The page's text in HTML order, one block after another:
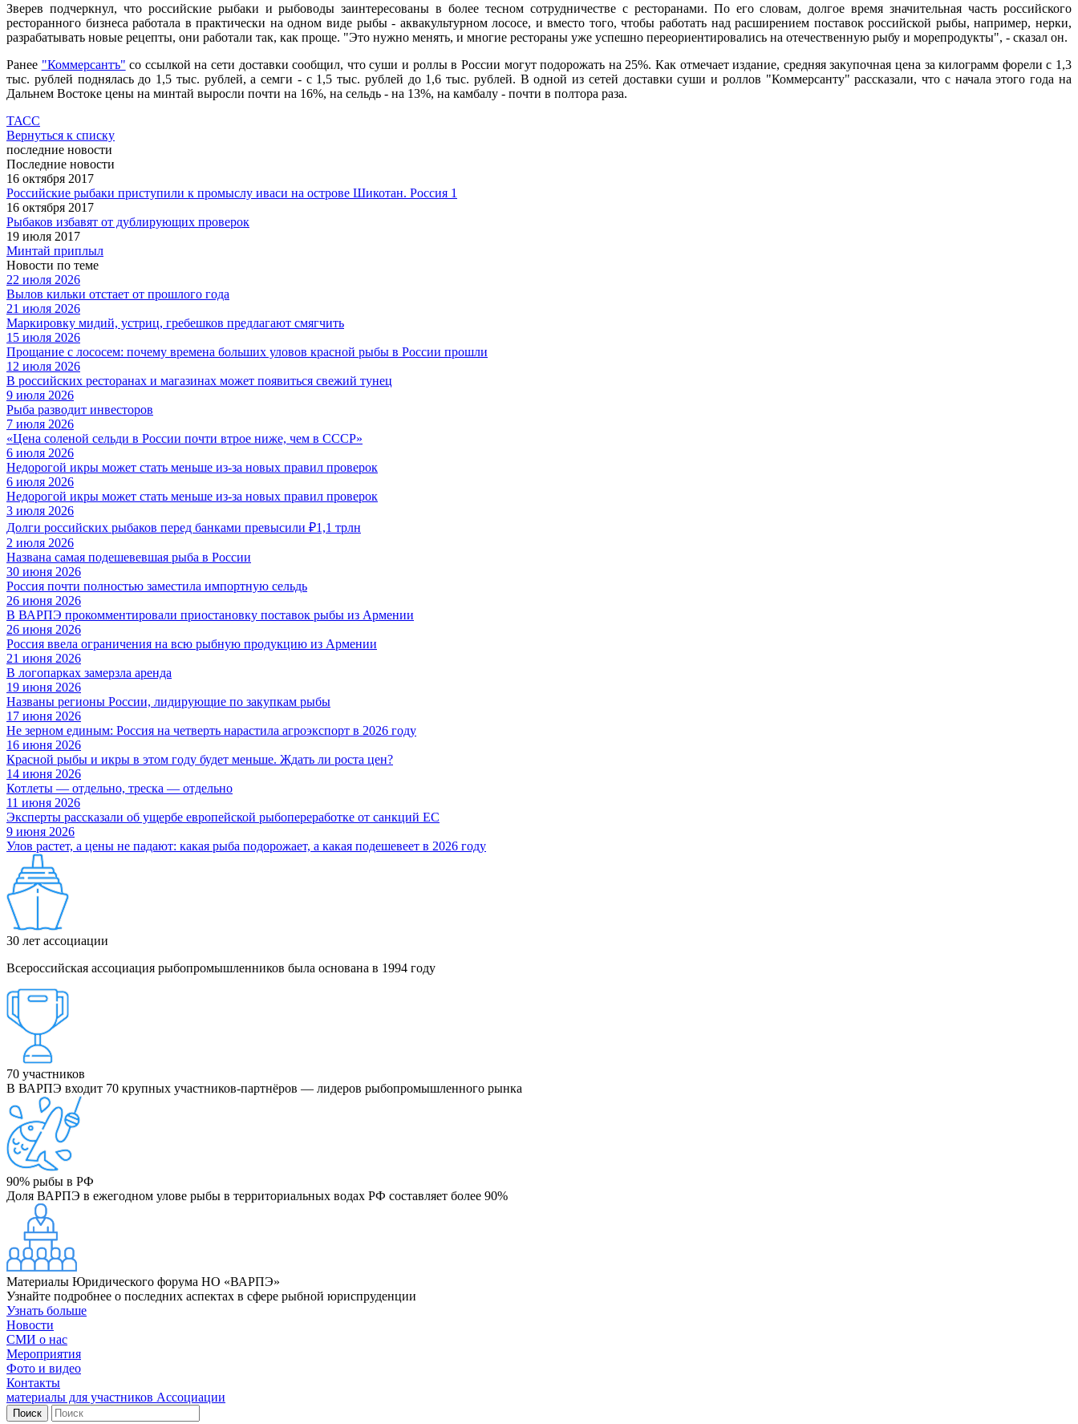
Зверев подчеркнул, что российские рыбаки и рыбоводы заинтересованы в более тесном сотрудничестве с ресторанами. По его словам, долгое время значительная часть российского
ресторанного бизнеса работала в практически на одном виде рыбы - аквакультурном лососе, и вместо того, чтобы работать над расширением поставок российской рыбы, например, нерки,
разрабатывать новые рецепты, они работали так, как проще. "Это нужно менять, и многие рестораны уже успешно переориентировались на отечественную рыбу и морепродукты", - сказал он.
Ранее "Коммерсантъ" со ссылкой на сети доставки сообщил, что суши и роллы в России могут подорожать на 25%. Как отмечает издание, средняя закупочная цена за килограмм форели с 1,3
тыс. рублей поднялась до 1,5 тыс. рублей, а семги - с 1,5 тыс. рублей до 1,6 тыс. рублей. В одной из сетей доставки суши и роллов "Коммерсанту" рассказали, что с начала этого года на
Дальнем Востоке цены на минтай выросли почти на 16%, на сельдь - на 13%, на камбалу - почти в полтора раза.
ТАСС
Вернуться к списку
последние новости
Последние новости
16 октября 2017
Российские рыбаки приступили к промыслу иваси на острове Шикотан. Россия 1
16 октября 2017
Рыбаков избавят от дублирующих проверок
19 июля 2017
Минтай приплыл
Новости по теме
22 июля 2026
Вылов кильки отстает от прошлого года
21 июля 2026
Маркировку мидий, устриц, гребешков предлагают смягчить
15 июля 2026
Прощание с лососем: почему времена больших уловов красной рыбы в России прошли
12 июля 2026
В российских ресторанах и магазинах может появиться свежий тунец
9 июля 2026
Рыба разводит инвесторов
7 июля 2026
«Цена соленой сельди в России почти втрое ниже, чем в СССР»
6 июля 2026
Недорогой икры может стать меньше из-за новых правил проверок
6 июля 2026
Недорогой икры может стать меньше из-за новых правил проверок
3 июля 2026
Долги российских рыбаков перед банками превысили ₽1,1 трлн
2 июля 2026
Названа самая подешевевшая рыба в России
30 июня 2026
Россия почти полностью заместила импортную сельдь
26 июня 2026
В ВАРПЭ прокомментировали приостановку поставок рыбы из Армении
26 июня 2026
Россия ввела ограничения на всю рыбную продукцию из Армении
21 июня 2026
В логопарках замерзла аренда
19 июня 2026
Названы регионы России, лидирующие по закупкам рыбы
17 июня 2026
Не зерном единым: Россия на четверть нарастила агроэкспорт в 2026 году
16 июня 2026
Красной рыбы и икры в этом году будет меньше. Ждать ли роста цен?
14 июня 2026
Котлеты — отдельно, треска — отдельно
11 июня 2026
Эксперты рассказали об ущербе европейской рыбопереработке от санкций ЕС
9 июня 2026
Улов растет, а цены не падают: какая рыба подорожает, а какая подешевеет в 2026 году
30 лет ассоциации
Всероссийская ассоциация рыбопромышленников была основана в 1994 году
70 участников
В ВАРПЭ входит 70 крупных участников-партнёров — лидеров рыбопромышленного рынка
90% рыбы в РФ
Доля ВАРПЭ в ежегодном улове рыбы в территориальных водах РФ составляет более 90%
Материалы Юридического форума НО «ВАРПЭ»
Узнайте подробнее о последних аспектах в сфере рыбной юриспруденции
Узнать больше
Новости
СМИ о нас
Мероприятия
Фото и видео
Контакты
материалы для участников Ассоциации